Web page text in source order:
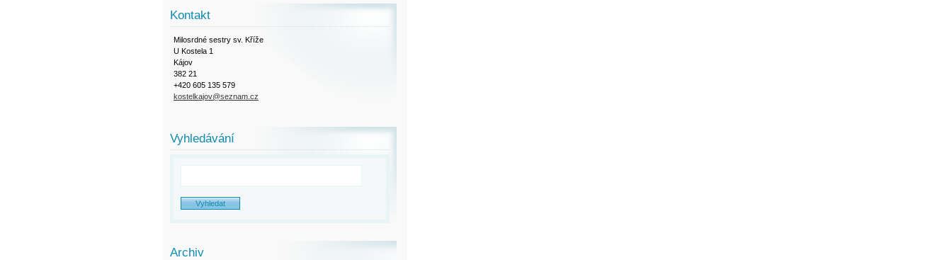
Kontakt
Milosrdné sestry sv. Kříže
U Kostela 1
Kájov
382 21
+420 605 135 579
kostelkajov@seznam.cz
Vyhledávání
Archiv